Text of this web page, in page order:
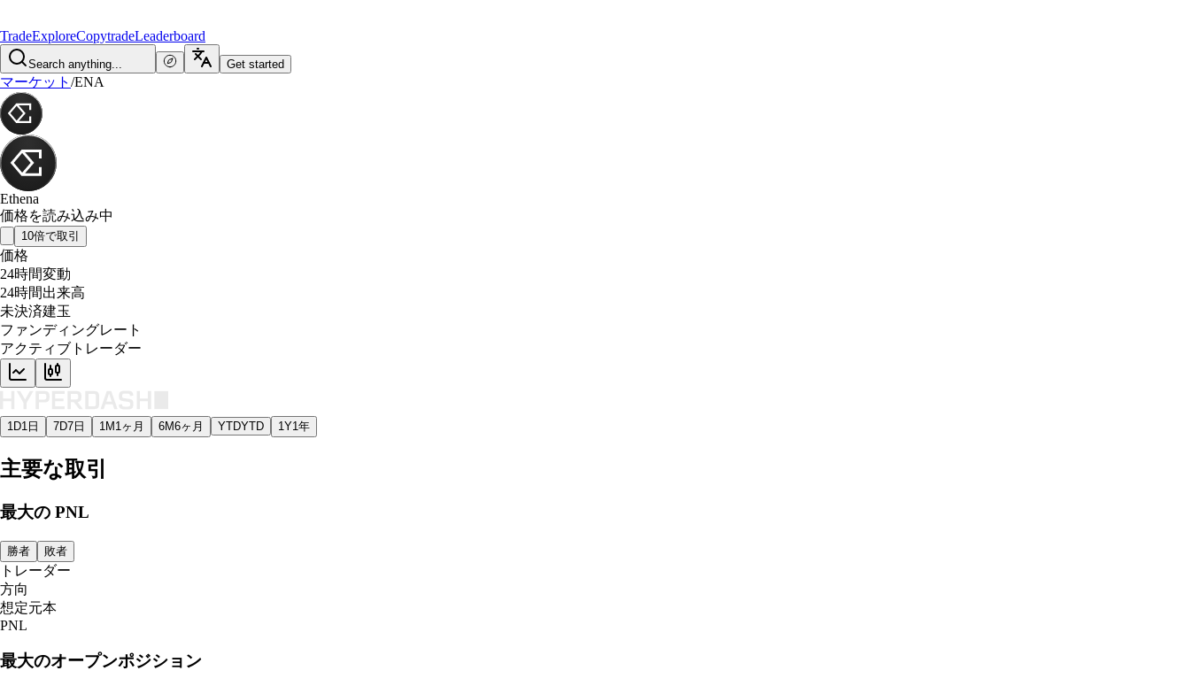
TradeExploreCopytradeLeaderboard
Search anything... Get started
マーケット /ENA
Ethena
価格を読み込み中
10倍で取引
価格
24時間変動
24時間出来高
未決済建玉
ファンディングレート
アクティブトレーダー
1D1日 7D7日 1M 1ヶ月 6M6ヶ月 YTDYTD 1Y1年
主要な取引
最大の PNL
勝者 敗者
トレーダー
方向
想定元本
PNL
最大のオープンポジション